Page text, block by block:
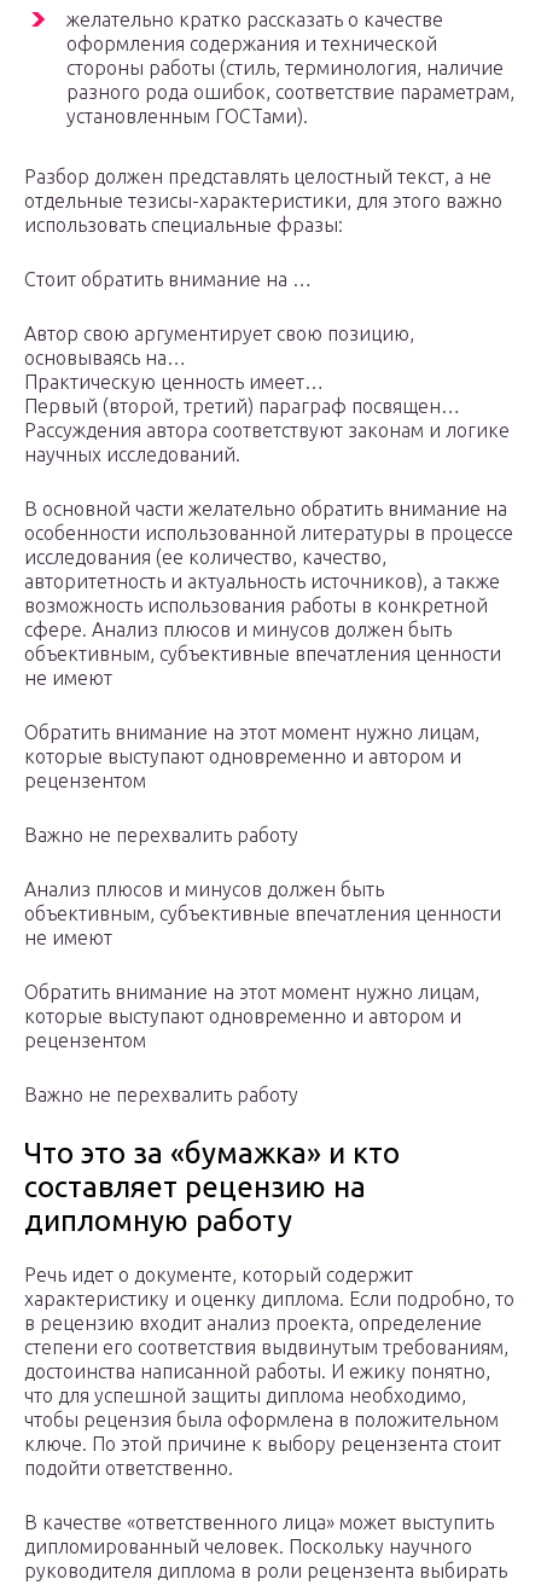
желательно кратко рассказать о качестве
оформления содержания и технической
стороны работы (стиль, терминология, наличие
разного рода ошибок, соответствие параметрам,
установленным ГОСТами).
Разбор должен представлять целостный текст, а не
отдельные тезисы-характеристики, для этого важно
использовать специальные фразы:
Стоит обратить внимание на …
Автор свою аргументирует свою позицию,
основываясь на…
Практическую ценность имеет…
Первый (второй, третий) параграф посвящен…
Рассуждения автора соответствуют законам и логике
научных исследований.
В основной части желательно обратить внимание на
особенности использованной литературы в процессе
исследования (ее количество, качество,
авторитетность и актуальность источников), а также
возможность использования работы в конкретной
сфере. Анализ плюсов и минусов должен быть
объективным, субъективные впечатления ценности
не имеют
Обратить внимание на этот момент нужно лицам,
которые выступают одновременно и автором и
рецензентом
Важно не перехвалить работу
Анализ плюсов и минусов должен быть
объективным, субъективные впечатления ценности
не имеют
Обратить внимание на этот момент нужно лицам,
которые выступают одновременно и автором и
рецензентом
Важно не перехвалить работу
Что это за «бумажка» и кто
составляет рецензию на
дипломную работу
Речь идет о документе, который содержит
характеристику и оценку диплома. Если подробно, то
в рецензию входит анализ проекта, определение
степени его соответствия выдвинутым требованиям,
достоинства написанной работы. И ежику понятно,
что для успешной защиты диплома необходимо,
чтобы рецензия была оформлена в положительном
ключе. По этой причине к выбору рецензента стоит
подойти ответственно.
В качестве «ответственного лица» может выступить
дипломированный человек. Поскольку научного
руководителя диплома в роли рецензента выбирать